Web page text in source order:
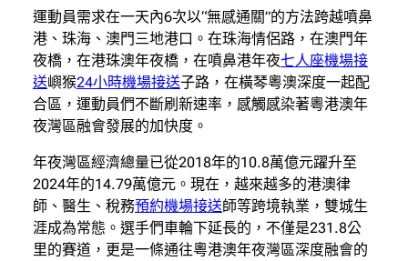
運動員需求在一天內6次以“無感通關”的方法跨越噴鼻
港、珠海、澳門三地港口。在珠海情侶路，在澳門年
夜橋，在港珠澳年夜橋，在噴鼻港年夜七人座機場接
送嶼猴24小時機場接送子路，在橫琴粵澳深度一起配
合區，運動員們不斷刷新速率，感觸感染著粵港澳年
夜灣區融會發展的加快度。
年夜灣區經濟總量已從2018年的10.8萬億元躍升至
2024年的14.79萬億元。現在，越來越多的港澳律
師、醫生、稅務預約機場接送師等跨境執業，雙城生
涯成為常態。選手們車輪下延長的，不僅是231.8公
里的賽道，更是一條通往粵港澳年夜灣區深度融會的